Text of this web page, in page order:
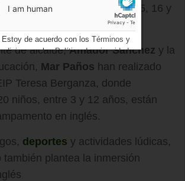
abarca cinco días: 12, 14, 15, 16 y
de alcalde,Amador Sánchez y la
Mar Paños han realizado
Teresa Berganza, donde
niños, entre 3 y 12 años, están
en inglés.
deportes y actividades lúdicas,
también plantea la inmersión
Estoy de acuerdo con los Términos y
y losPolítica de privacidad